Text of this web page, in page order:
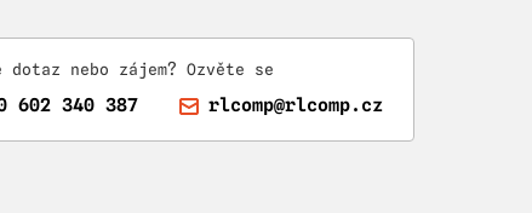
dotaz nebo zájem? Ozvěte se
602 340 387 rlcomp@rlcomp.cz